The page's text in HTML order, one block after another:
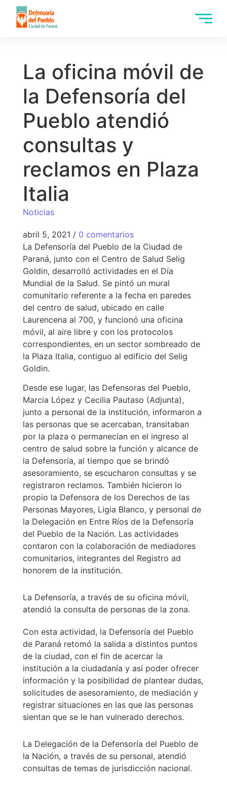
La oficina móvil de
la Defensoría del
Pueblo atendió
consultas y
reclamos en Plaza
Italia
Noticias
abril 5, 2021 / 0 comentarios
La Defensoría del Pueblo de la Ciudad de
Paraná, junto con el Centro de Salud Selig
Goldin, desarrolló actividades en el Día
Mundial de la Salud. Se pintó un mural
comunitario referente a la fecha en paredes
del centro de salud, ubicado en calle
Laurencena al 700, y funcionó una oficina
móvil, al aire libre y con los protocolos
correspondientes, en un sector sombreado de
la Plaza Italia, contiguo al edificio del Selig
Goldin.
Desde ese lugar, las Defensoras del Pueblo,
Marcia López y Cecilia Pautaso (Adjunta),
junto a personal de la institución, informaron a
las personas que se acercaban, transitaban
por la plaza o permanecían en el ingreso al
centro de salud sobre la función y alcance de
la Defensoría, al tiempo que se brindó
asesoramiento, se escucharon consultas y se
registraron reclamos. También hicieron lo
propio la Defensora de los Derechos de las
Personas Mayores, Ligia Blanco, y personal de
la Delegación en Entre Ríos de la Defensoría
del Pueblo de la Nación. Las actividades
contaron con la colaboración de mediadores
comunitarios, integrantes del Registro ad
honorem de la institución.
La Defensoría, a través de su oficina móvil,
atendió la consulta de personas de la zona.
Con esta actividad, la Defensoría del Pueblo
de Paraná retomó la salida a distintos puntos
de la ciudad, con el fin de acercar la
institución a la ciudadanía y así poder ofrecer
información y la posibilidad de plantear dudas,
solicitudes de asesoramiento, de mediación y
registrar situaciones en las que las personas
sientan que se le han vulnerado derechos.
La Delegación de la Defensoría del Pueblo de
la Nación, a través de su personal, atendió
consultas de temas de jurisdicción nacional.